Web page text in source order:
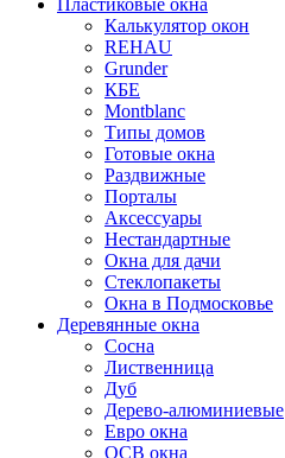
Пластиковые окна
Калькулятор окон
REHAU
Grunder
КБЕ
Montblanc
Типы домов
Готовые окна
Раздвижные
Порталы
Аксессуары
Нестандартные
Окна для дачи
Стеклопакеты
Окна в Подмосковье
Деревянные окна
Сосна
Лиственница
Дуб
Дерево-алюминиевые
Евро окна
ОСВ окна